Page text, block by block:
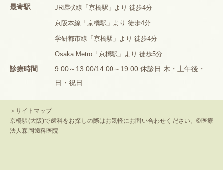
最寄駅
JR環状線「京橋駅」より 徒歩4分
京阪本線「京橋駅」より 徒歩4分
学研都市線「京橋駅」より 徒歩4分
Osaka Metro「京橋駅」より 徒歩5分
診療時間
9:00～13:00/14:00～19:00 休診日 木・土午後・
日・祝日
＞サイトマップ
京橋駅(大阪)で歯科をお探しの際はお気軽にお問い合わせください。©医療
法人森岡歯科医院